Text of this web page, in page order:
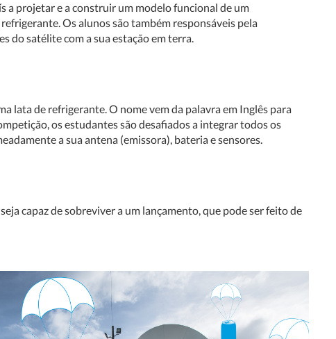
a projetar e a construir um modelo funcional de um
Os alunos são também responsáveis pela
do satélite com a sua estação em terra.
lata de refrigerante. O nome vem da palavra em Inglês para
os estudantes são desafiados a integrar todos os
a sua antena (emissora), bateria e sensores.
capaz de sobreviver a um lançamento, que pode ser feito de